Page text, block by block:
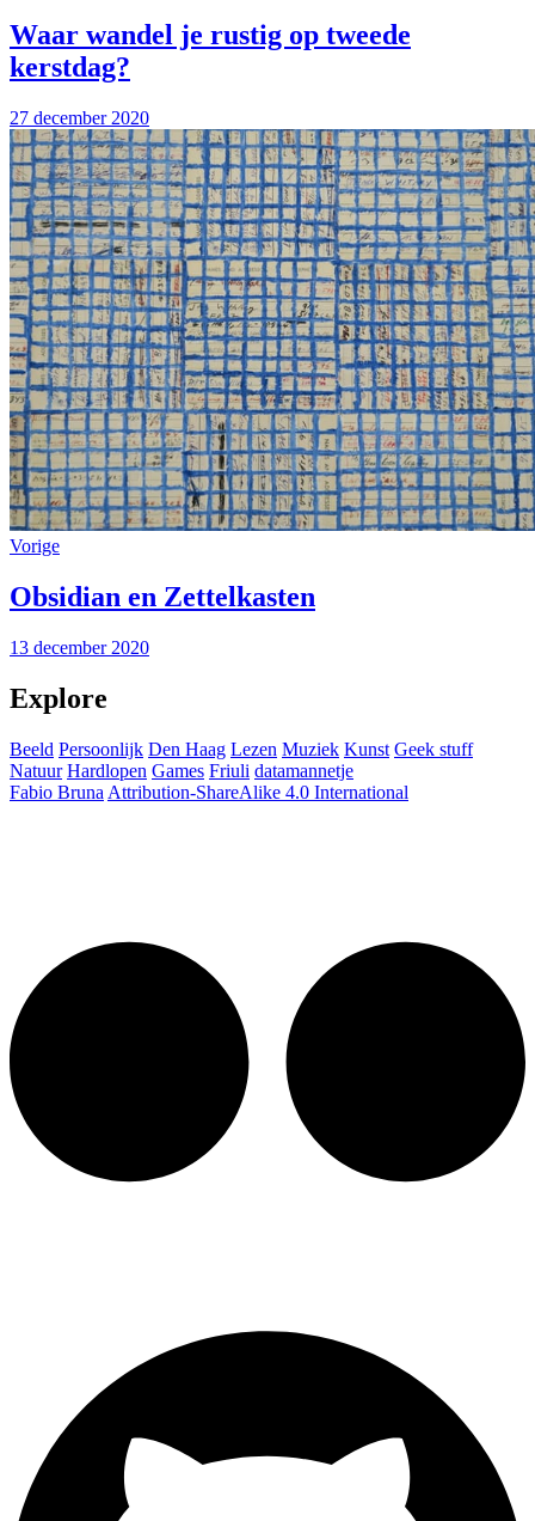
Waar wandel je rustig op tweede
kerstdag?
27 december 2020
Vorige
Obsidian en Zettelkasten
13 december 2020
Explore
Beeld Persoonlijk Den Haag Lezen Muziek Kunst Geek stuff
Natuur Hardlopen Games Friuli datamannetje
Fabio Bruna Attribution-ShareAlike 4.0 International